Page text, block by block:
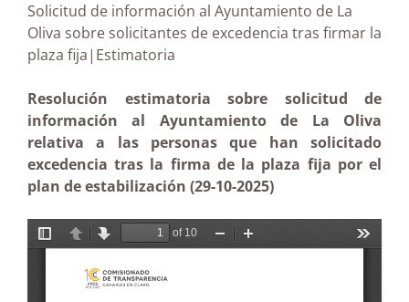
Solicitud de información al Ayuntamiento de La
Oliva sobre solicitantes de excedencia tras firmar la
plaza fija|Estimatoria
Resolución estimatoria sobre solicitud de
información al Ayuntamiento de La Oliva
relativa a las personas que han solicitado
excedencia tras la firma de la plaza fija por el
plan de estabilización (29-10-2025)